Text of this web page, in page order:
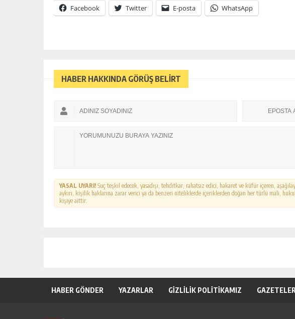
Facebook Twitter E-posta WhatsApp
HABER HAKKINDA GÖRÜŞ BELİRT
YASAL UYARI! Suç teşkil edecek, yasadışı, tehditkar, rahatsız edici, hakaret ve küfür içeren,
aykırı, kişilik haklarına zarar verici ya da benzeri niteliklerde içeriklerden doğan her türlü mali,
kişiye aittir.
HABER GÖNDER YAZARLAR GİZLİLİK POLİTİKAMIZ GAZETELER